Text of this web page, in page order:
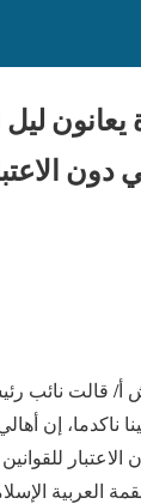
يعانون
دون
/أ ش أ/ قالت
ناكدما، إن
العربية